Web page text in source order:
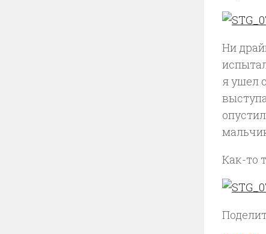
Ни
я ушел
Как-то